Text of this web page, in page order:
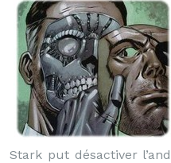
Stark put désactiver